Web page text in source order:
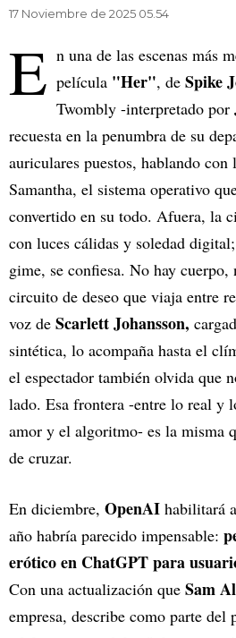
17 Noviembre de 2025 05.54
E n una de las escenas más
película "Her", de Spike
Twombly -interpretado por
recuesta en la penumbra de su
auriculares puestos, hablando con
Samantha, el sistema operativo
convertido en su todo. Afuera, la
con luces cálidas y soledad
gime, se confiesa. No hay
circuito de deseo que viaja entre
voz de Scarlett Johansson,
sintética, lo acompaña hasta el
el espectador también olvida que
lado. Esa frontera -entre lo real y
amor y el algoritmo- es la misma
de cruzar.
En diciembre, OpenAI habilitará
año habría parecido impensable:
erótico en ChatGPT para
Con una actualización que Sam
empresa, describe como parte